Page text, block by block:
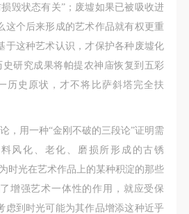
毁状态有关”；废墟如果已被吸收进
这个后来形成的艺术作品就有权更重
于这种艺术认识，才保护各种废墟化
研究成果将帕提农神庙恢复到五彩
历史原状，才不将比萨斜塔完全扶
，用一种“金刚不破的三段论”证明需
风化、老化、磨损所形成的古锈
为时光在艺术作品上的某种积淀的那些
增强艺术一体性的作用，就应受保
虑到时光可能为其作品增添这种近乎